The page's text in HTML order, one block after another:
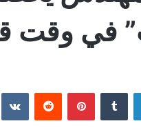
في وقت
لينكدإن بينتيريست